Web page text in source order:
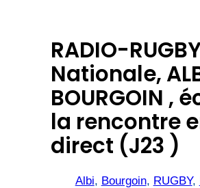
RADIO-
Nationale,
BOURGOIN ,
la rencontre
direct (J23 )
Albi, Bourgoin, RUGBY,